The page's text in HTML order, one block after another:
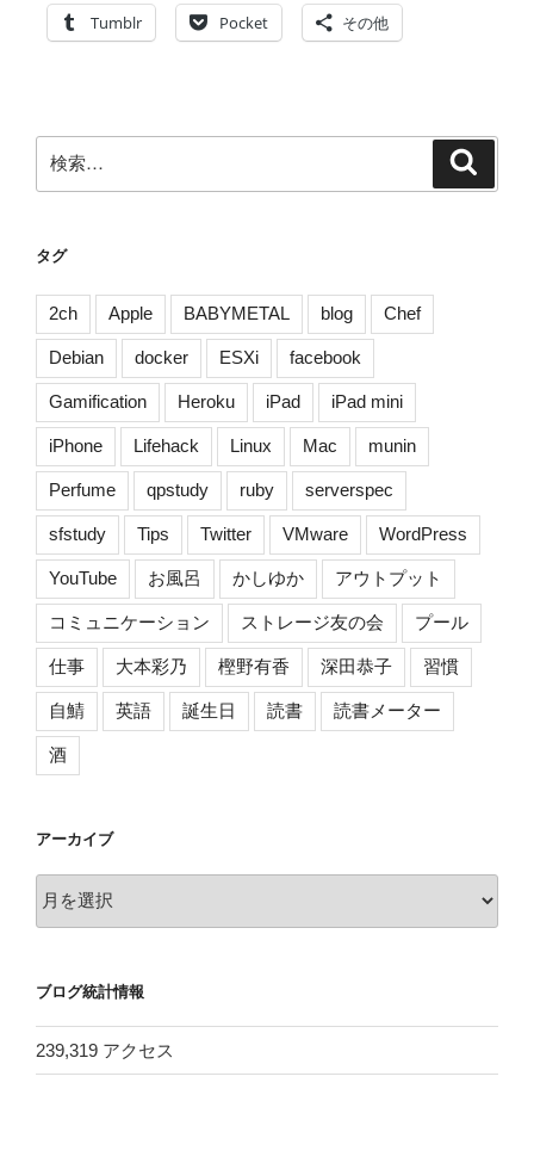
宣
ダ
ウ
ン
ー
販
売
の
お
知
ら
せ
術
書
典]”
の
Tumblr Pocket その他
索:
タグ
2ch Apple BABYMETAL blog Chef
Debian docker ESXi facebook
Gamification Heroku iPad iPad mini
iPhone Lifehack Linux Mac munin
Perfume qpstudy ruby serverspec
sfstudy Tips Twitter VMware WordPress
YouTube お風呂 かしゆか アウトプット
コミュニケーション ストレージ友の会 プール
仕事 大本彩乃 樫野有香 深田恭子 習慣
自鯖 英語 誕生日 読書 読書メーター
酒
アーカイブ
ー
ブ
ブログ統計情報
239,319 アクセス